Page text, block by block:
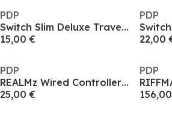
PDP
Switch Slim Deluxe Travel Case: Black & White
15,00 €
PDP
22,00
PDP
REALMz Wired Controller: Knuckles
25,00 €
PDP